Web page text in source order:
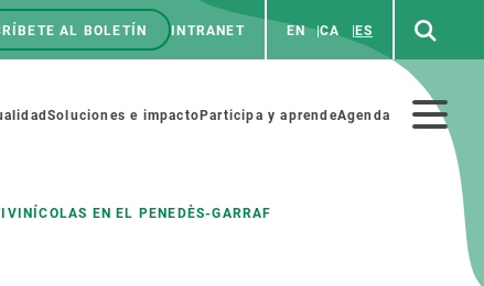
AL BOLETÍN INTRANET EN CA ES
Soluciones e impacto Participa y aprendeAgenda
EN EL PENEDÈS-GARRAF